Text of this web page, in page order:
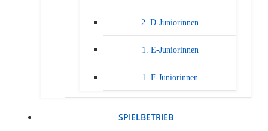
2. D-Juniorinnen
1. E-Juniorinnen
1. F-Juniorinnen
SPIELBETRIEB